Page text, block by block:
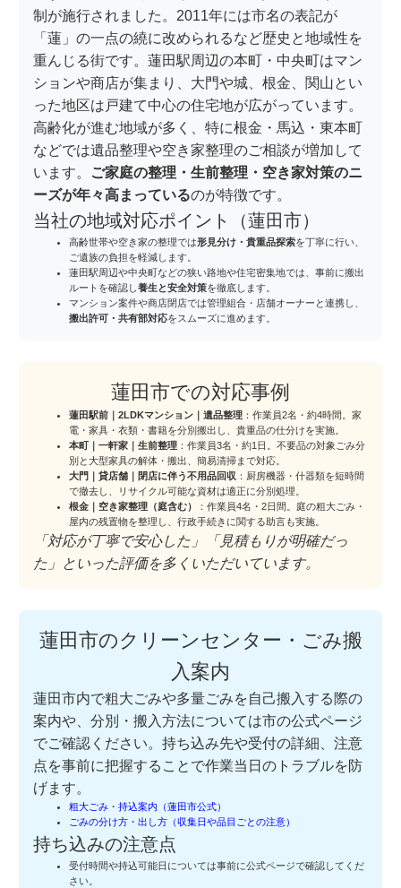
制が施行されました。2011年には市名の表記が
「蓮」の一点の繞に改められるなど歴史と地域性を
重んじる街です。蓮田駅周辺の本町・中央町はマン
ションや商店が集まり、大門や城、根金、関山とい
った地区は戸建て中心の住宅地が広がっています。
高齢化が進む地域が多く、特に根金・馬込・東本町
などでは遺品整理や空き家整理のご相談が増加して
います。
ご家庭の整理・生前整理・空き家対策のニ
ーズが年々高まっているのが特徴です。
当社の地域対応ポイント（蓮田市）
高齢世帯や空き家の整理では形見分け・貴重品探索を丁寧に行い、
ご遺族の負担を軽減します。
蓮田駅周辺や中央町などの狭い路地や住宅密集地では、事前に搬出
ルートを確認し養生と安全対策を徹底します。
マンション案件や商店閉店では管理組合・店舗オーナーと連携し、
搬出許可・共有部対応をスムーズに進めます。
蓮田市での対応事例
蓮田駅前｜2LDKマンション｜遺品整理 ：作業員2名・約4時間。家
電・家具・衣類・書籍を分別搬出し、貴重品の仕分けを実施。
本町｜一軒家｜生前整理 ：作業員3名・約1日。不要品の対象ごみ分
別と大型家具の解体・搬出、簡易清掃まで対応。
大門｜貸店舗｜閉店に伴う不用品回収 ：厨房機器・什器類を短時間
で撤去し、リサイクル可能な資材は適正に分別処理。
根金｜空き家整理（庭含む）
：作業員4名・2日間。庭の粗大ごみ・
屋内の残置物を整理し、行政手続きに関する助言も実施。
「対応が丁寧で安心した」「見積もりが明確だっ
た」といった評価を多くいただいています。
蓮田市のクリーンセンター・ごみ搬
入案内
蓮田市内で粗大ごみや多量ごみを自己搬入する際の
案内や、分別・搬入方法については市の公式ページ
でご確認ください。持ち込み先や受付の詳細、注意
点を事前に把握することで作業当日のトラブルを防
げます。
粗大ごみ・持込案内（蓮田市公式）
ごみの分け方・出し方（収集日や品目ごとの注意）
持ち込みの注意点
受付時間や持込可能日については事前に公式ページで確認してくだ
さい。